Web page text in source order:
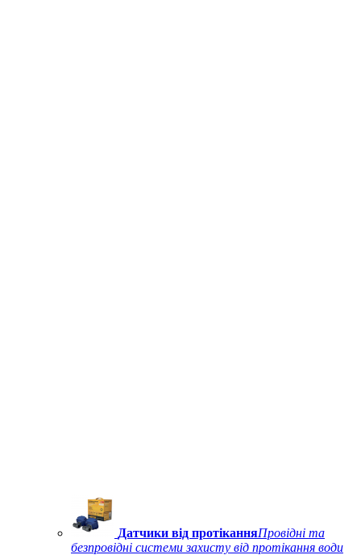
Датчики від протіканняПровідні та
безпровідні системи захисту від протікання води